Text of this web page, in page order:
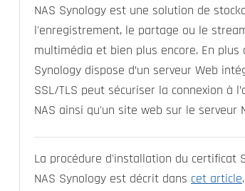
NAS Synology est une solution de
l'enregistrement, le partage ou le
multimédia et bien plus encore. En plus
Synology dispose d’un serveur Web
SSL/TLS peut sécuriser la connexion à
NAS ainsi qu'un site web sur le serveur
La procédure d'installation du certificat
NAS Synology est décrit dans cet article.